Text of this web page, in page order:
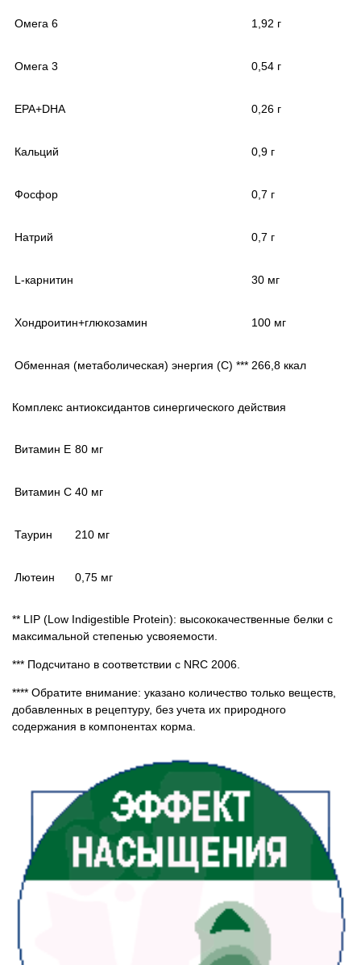
Омега 6 1,92 г
Омега 3 0,54 г
EPA+DHA 0,26 г
Кальций 0,9 г
Фосфор 0,7 г
Натрий 0,7 г
L-карнитин 30 мг
Хондроитин+глюкозамин 100 мг
Обменная (метаболическая) энергия (С) *** 266,8 ккал
Комплекс антиоксидантов синергического действия
Витамин E 80 мг
Витамин C 40 мг
Таурин 210 мг
Лютеин 0,75 мг
** LIP (Low Indigestible Protein): высококачественные белки с
максимальной степенью усвояемости.
*** Подсчитано в соответствии с NRC 2006.
**** Обратите внимание: указано количество только веществ,
добавленных в рецептуру, без учета их природного
содержания в компонентах корма.